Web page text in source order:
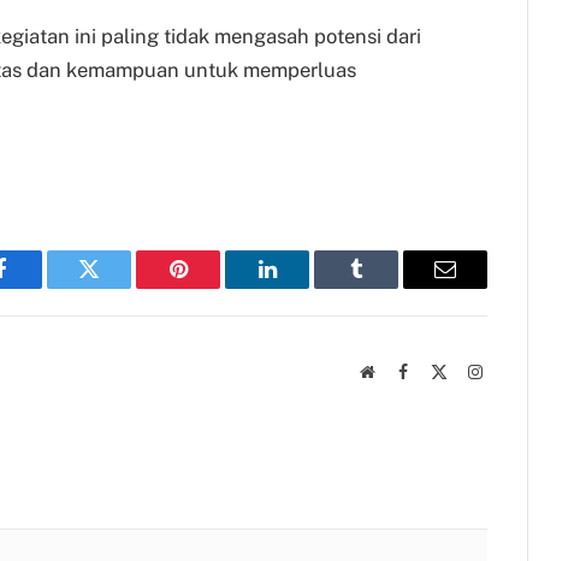
ini paling tidak mengasah potensi dari
dan kemampuan untuk memperluas
Twitter Pinterest LinkedIn Tumblr Email
WebsiteFacebook Instagram